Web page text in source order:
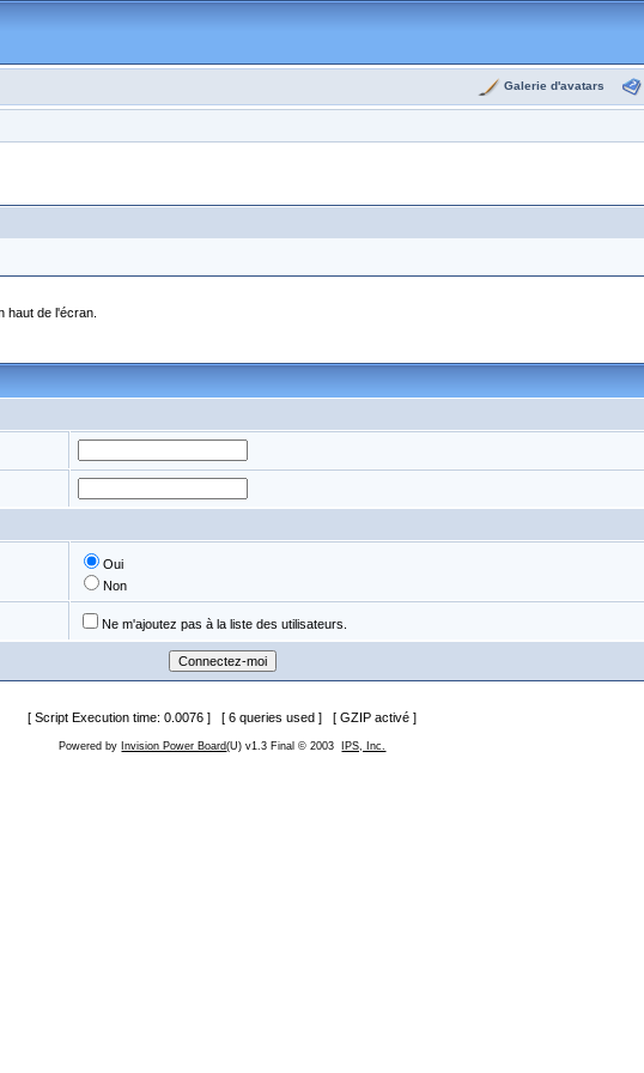
Galerie d'avatars
haut de l'écran.
Oui
Non
Ne m'ajoutez pas à la liste des utilisateurs.
[ Script Execution time: 0.0076 ] [ 6 queries used ] [ GZIP activé ]
Powered by Invision Power Board(U) v1.3 Final © 2003 IPS, Inc.